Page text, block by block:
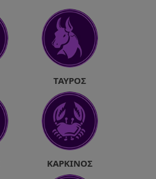
ΤΑΎΡΟΣ
ΚΑΡΚΊΝΟΣ